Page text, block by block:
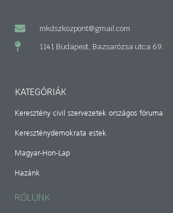
mkdszkozpont@gmail.com
1141 Budapest, Bazsarózsa utca 69.
KATEGÓRIÁK
Keresztény civil szervezetek országos fóruma
Kereszténydemokrata estek
Magyar-Hon-Lap
Hazánk
RÓLUNK